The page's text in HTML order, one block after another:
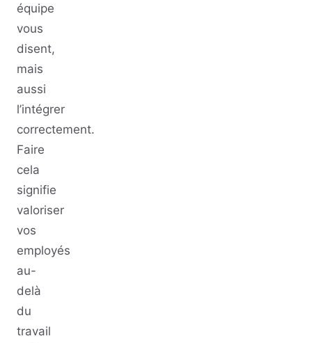
équipe
vous
disent,
mais
aussi
l’intégrer
correctement.
Faire
cela
signifie
valoriser
vos
employés
au-
delà
du
travail